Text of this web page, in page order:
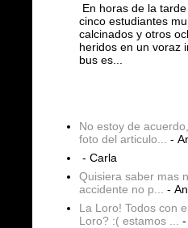
En horas de la
cinco estudiantes
calcinados y otros
heridos en un voraz
bus es...
No estoy de
foto del articulo...
-
- Carla
Quisiera saber mas
accidente no p...
-
La Loro! Todos con
Loro? :( estamos ...
-